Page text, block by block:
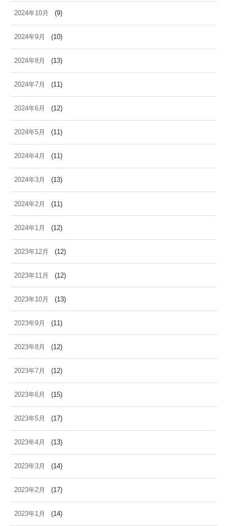
2024年10月 (9)
2024年9月 (10)
2024年8月 (13)
2024年7月 (11)
2024年6月 (12)
2024年5月 (11)
2024年4月 (11)
2024年3月 (13)
2024年2月 (11)
2024年1月 (12)
2023年12月 (12)
2023年11月 (12)
2023年10月 (13)
2023年9月 (11)
2023年8月 (12)
2023年7月 (12)
2023年6月 (15)
2023年5月 (17)
2023年4月 (13)
2023年3月 (14)
2023年2月 (17)
2023年1月 (14)